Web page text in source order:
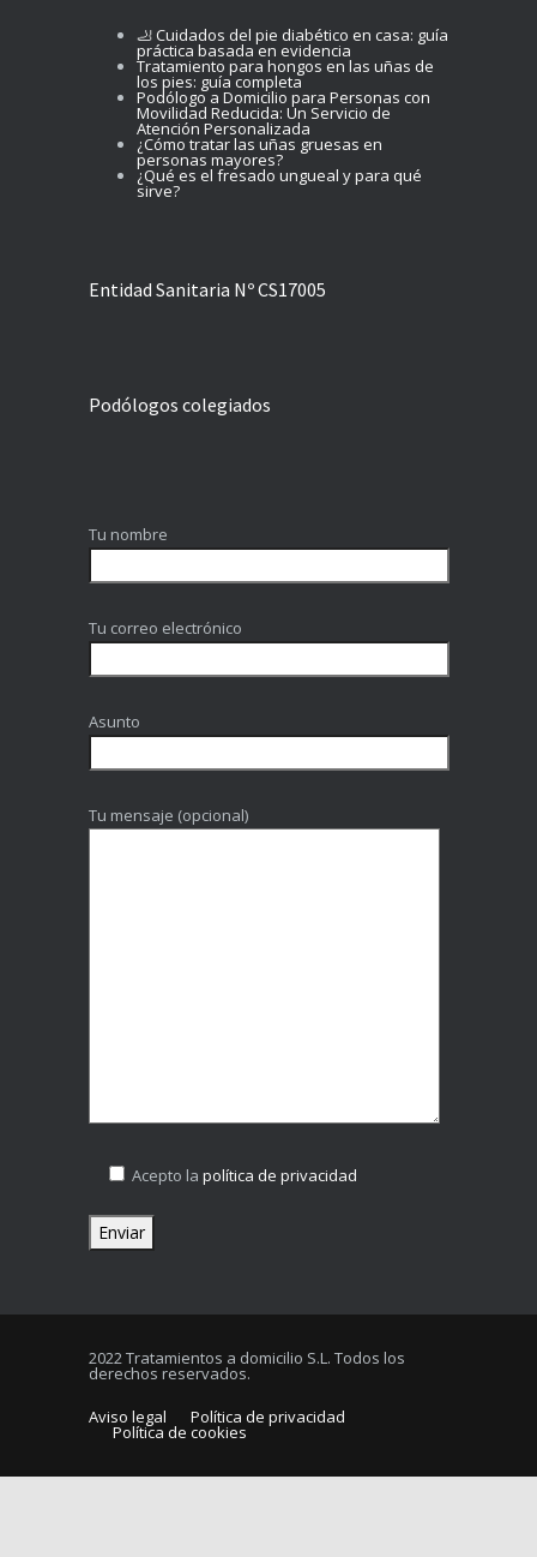
🦶 Cuidados del pie diabético en casa: guía
práctica basada en evidencia
Tratamiento para hongos en las uñas de
los pies: guía completa
Podólogo a Domicilio para Personas con
Movilidad Reducida: Un Servicio de
Atención Personalizada
¿Cómo tratar las uñas gruesas en
personas mayores?
¿Qué es el fresado ungueal y para qué
sirve?
Entidad Sanitaria Nº CS17005
Podólogos colegiados
Tu nombre
Tu correo electrónico
Asunto
Tu mensaje (opcional)
Acepto la política de privacidad
2022 Tratamientos a domicilio S.L. Todos los
derechos reservados.
Aviso legal
Política de privacidad
Política de cookies